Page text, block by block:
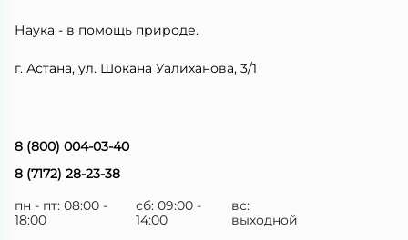
Наука - в помощь природе.
г. Астана, ул. Шокана Уалиханова, 3/1
8 (800) 004-03-40
8 (7172) 28-23-38
пн - пт: 08:00 -
18:00
сб: 09:00 -
14:00
вс:
выходной